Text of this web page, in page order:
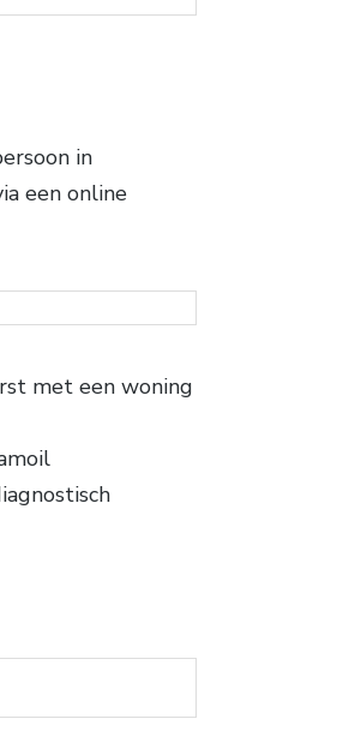
in
een online
met een woning